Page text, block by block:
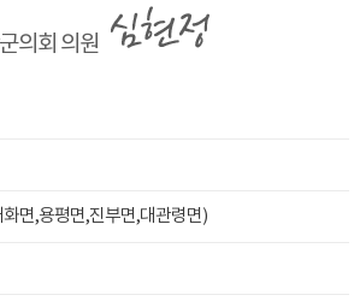
의회 의원
면,용평면,진부면,대관령면)